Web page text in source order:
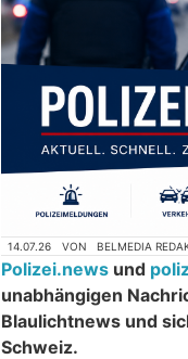
14.07.26 VON BELMEDIA
Polizei.news und
unabhängigen
Blaulichtnews und
Schweiz.